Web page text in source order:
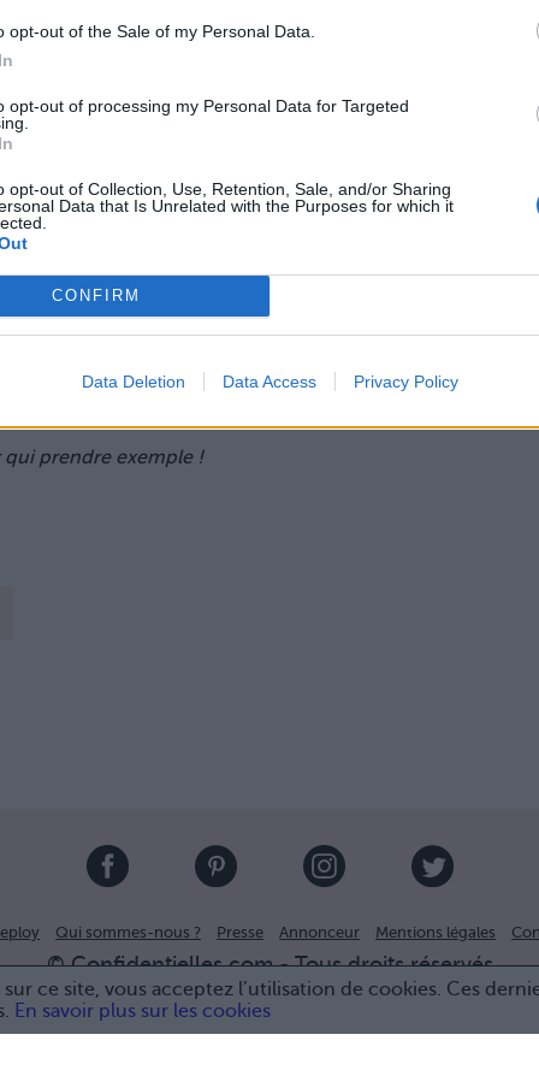
opt-out of the Sale of my Personal Data.
opt-out of processing my Personal Data for Targeted
opt-out of Collection, Use, Retention, Sale, and/or Sharing
Data that Is Unrelated with the Purposes for which it
CONFIRM
Data Deletion Data Access Privacy Policy
ce site, vous acceptez l’utilisation de cookies. Ces
En savoir plus sur les cookies
le temps de parler de tout, de rien, de se focaliser
de rapports feints avec les hommes. Du coup,
figure en vrac et la mine grise parce qu'elle a fait
Du coup, elle a ce petit grain de folie qui fait
son mec et son giga chignon perché sur son
Du coup, elle respire la sensualité voire
ça donne envie !
qui prendre exemple !
Qui sommes-nous ? Presse Annonceur Mentions légales
© Confidentielles.com - Tous droits réservés